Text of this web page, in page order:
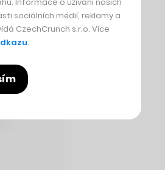
sociálních médií, reklamy a
CzechCrunch s.r.o. Více
.